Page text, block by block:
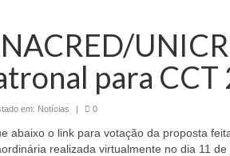
para
em: Notícias | 0
abaixo o link para votação da proposta
realizada virtualmente no dia 11